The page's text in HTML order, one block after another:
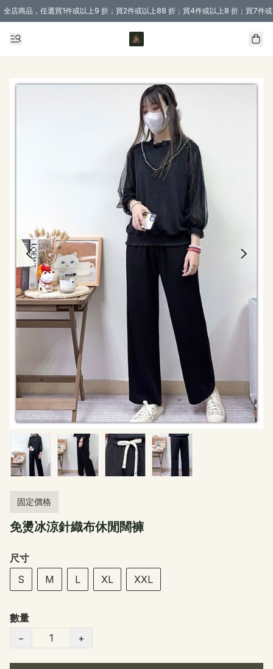
全店商品，任選買1件或以上9 折；買2件或以上88 折；買4件或以上8 折；買7件
購買 3 件商品或以上即享免運費優惠！（適用於 本地送貨、本地取貨 )
固定價格
免燙冰涼針織布休閒闊褲
尺寸
S
M L XL XXL
數量
−
+